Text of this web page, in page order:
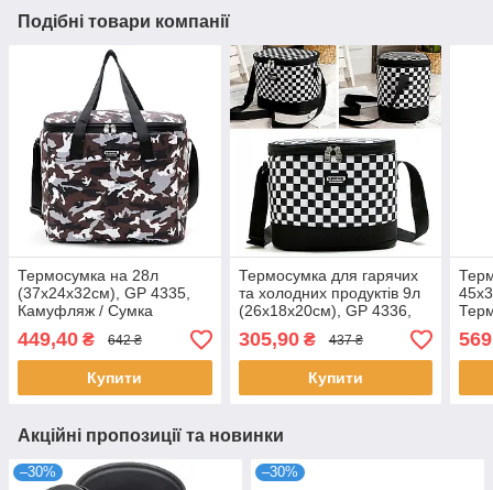
Подібні товари компанії
Термосумка на 28л
(37x24x32см), GP 4335,
Камуфляж / Сумка
холодильник / Термосумка
для холодних та гарячих
продуктів
449,40 ₴ 642 ₴
Купити
Термосумка для гарячих
та холодних продуктів 9л
(26х18х20см), GP 4336,
Чорний / Водонепроникна
сумка холодильник
305,90₴ 437 ₴
Купити
569
Акційні пропозиції та новинки
–30% –30%